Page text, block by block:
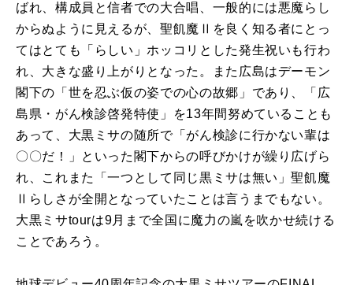
ばれ、構成員と信者での大合唱、一般的には悪魔らし
からぬように見えるが、聖飢魔Ⅱを良く知る者にとっ
てはとても「らしい」ホッコリとした発生祝いも行わ
れ、大きな盛り上がりとなった。また広島はデーモン
閣下の「世を忍ぶ仮の姿での心の故郷」であり、「広
島県・がん検診啓発特使」を13年間努めていることも
あって、大黒ミサの随所で「がん検診に行かない輩は
〇〇だ！」といった閣下からの呼びかけが繰り広げら
れ、これまた「一つとして同じ黒ミサは無い」聖飢魔
Ⅱらしさが全開となっていたことは言うまでもない。
大黒ミサtourは9月まで全国に魔力の嵐を吹かせ続ける
ことであろう。